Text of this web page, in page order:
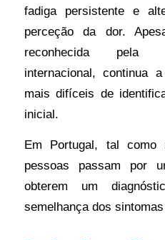
fadiga persistente e
perceção da dor.
reconhecida pela
internacional, continua
mais difíceis de
inicial.
Em Portugal, tal como
pessoas passam por
obterem um
semelhança dos